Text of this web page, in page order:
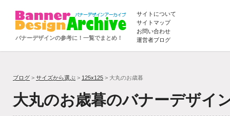
バナーデザインの参考に！一覧でまとめ！
サイトについて
サイトマップ
お問い合わせ
運営者ブログ
ブログ > サイズから選ぶ > 125x125 > 大丸のお歳暮
大丸のお歳暮のバナーデザイ